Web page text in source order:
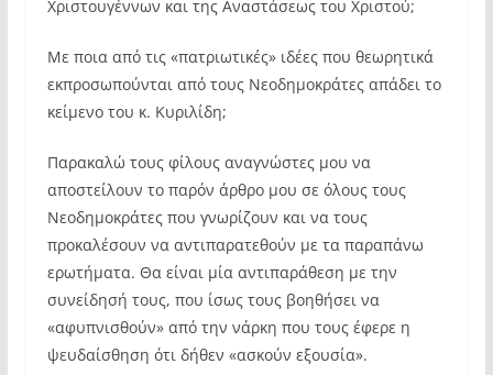
Χριστουγέννων και της Αναστάσεως του Χριστού;
Με ποια από τις «πατριωτικές» ιδέες που θεωρητικά
εκπροσωπούνται από τους Νεοδημοκράτες απάδει το
κείμενο του κ. Κυριλίδη;
Παρακαλώ τους φίλους αναγνώστες μου να
αποστείλουν το παρόν άρθρο μου σε όλους τους
Νεοδημοκράτες που γνωρίζουν και να τους
προκαλέσουν να αντιπαρατεθούν με τα παραπάνω
ερωτήματα. Θα είναι μία αντιπαράθεση με την
συνείδησή τους, που ίσως τους βοηθήσει να
«αφυπνισθούν» από την νάρκη που τους έφερε η
ψευδαίσθηση ότι δήθεν «ασκούν εξουσία».